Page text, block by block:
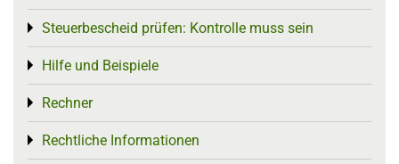
Steuerbescheid prüfen: Kontrolle muss sein
Toggle menu
Hilfe und Beispiele
Toggle menu
Rechner
Toggle menu
Rechtliche Informationen
Toggle menu